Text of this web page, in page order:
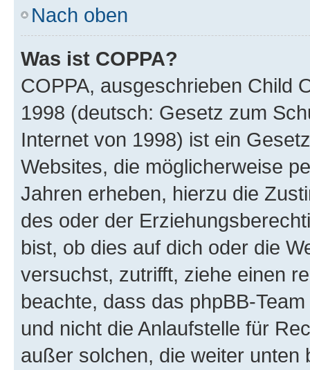
Nach oben
Was ist COPPA?
COPPA, ausgeschrieben Child
1998 (deutsch: Gesetz zum
Internet von 1998) ist ein
Websites, die möglicherweise
Jahren erheben, hierzu die
des oder der
bist, ob dies auf dich oder die
versuchst, zutrifft, ziehe einen
beachte, dass das phpBB-
und nicht die Anlaufstelle für
außer solchen, die weiter unten